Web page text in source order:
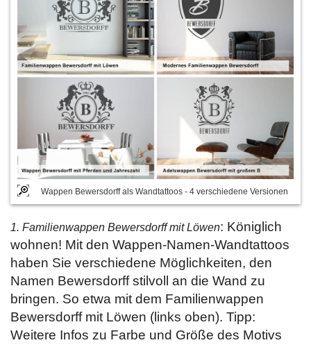
Wappen Bewersdorff als Wandtattoos - 4 verschiedene Versionen
1. Familienwappen Bewersdorff mit Löwen: Königlich
wohnen! Mit den Wappen-Namen-Wandtattoos
haben Sie verschiedene Möglichkeiten, den
Namen Bewersdorff stilvoll an die Wand zu
bringen. So etwa mit dem Familienwappen
Bewersdorff mit Löwen (links oben). Tipp:
Weitere Infos zu Farbe und Größe des Motivs